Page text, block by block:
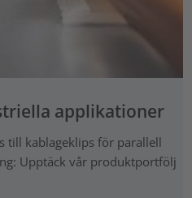
applikationer
till kablageklips för parallell
Upptäck vår produktportfölj